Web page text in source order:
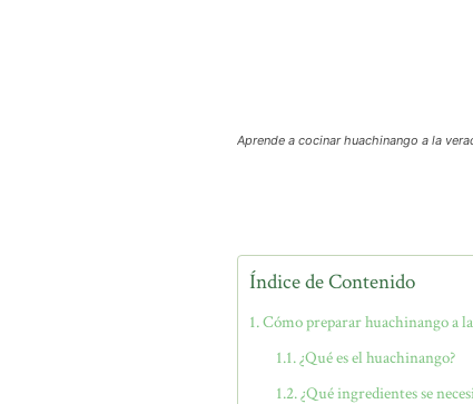
Aprende a cocinar huachinango a la
Índice de Contenido
Cómo preparar huachinango a
¿Qué es el huachinango?
¿Qué ingredientes se